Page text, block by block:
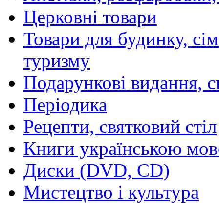
Церковні товари
Товари для будинку,
туризму
Подарункові видання,
Періодика
Рецепти, святковий стіл
Книги українською
Диски (DVD, CD)
Мистецтво і культура